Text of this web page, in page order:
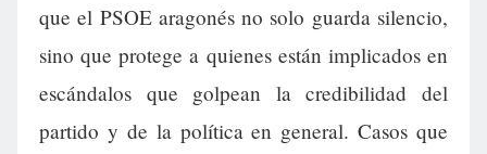
que el PSOE aragonés no solo guarda silencio,
sino que protege a quienes están implicados en
escándalos que golpean la credibilidad del
partido y de la política en general. Casos que